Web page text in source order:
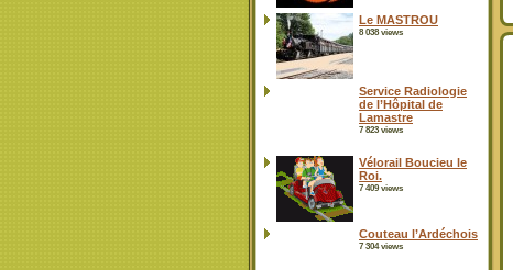
Le MASTROU
8 038 views
Service Radiologie
de l’Hôpital de
Lamastre
7 823 views
Vélorail Boucieu le
Roi.
7 409 views
Couteau l’Ardéchois
7 304 views